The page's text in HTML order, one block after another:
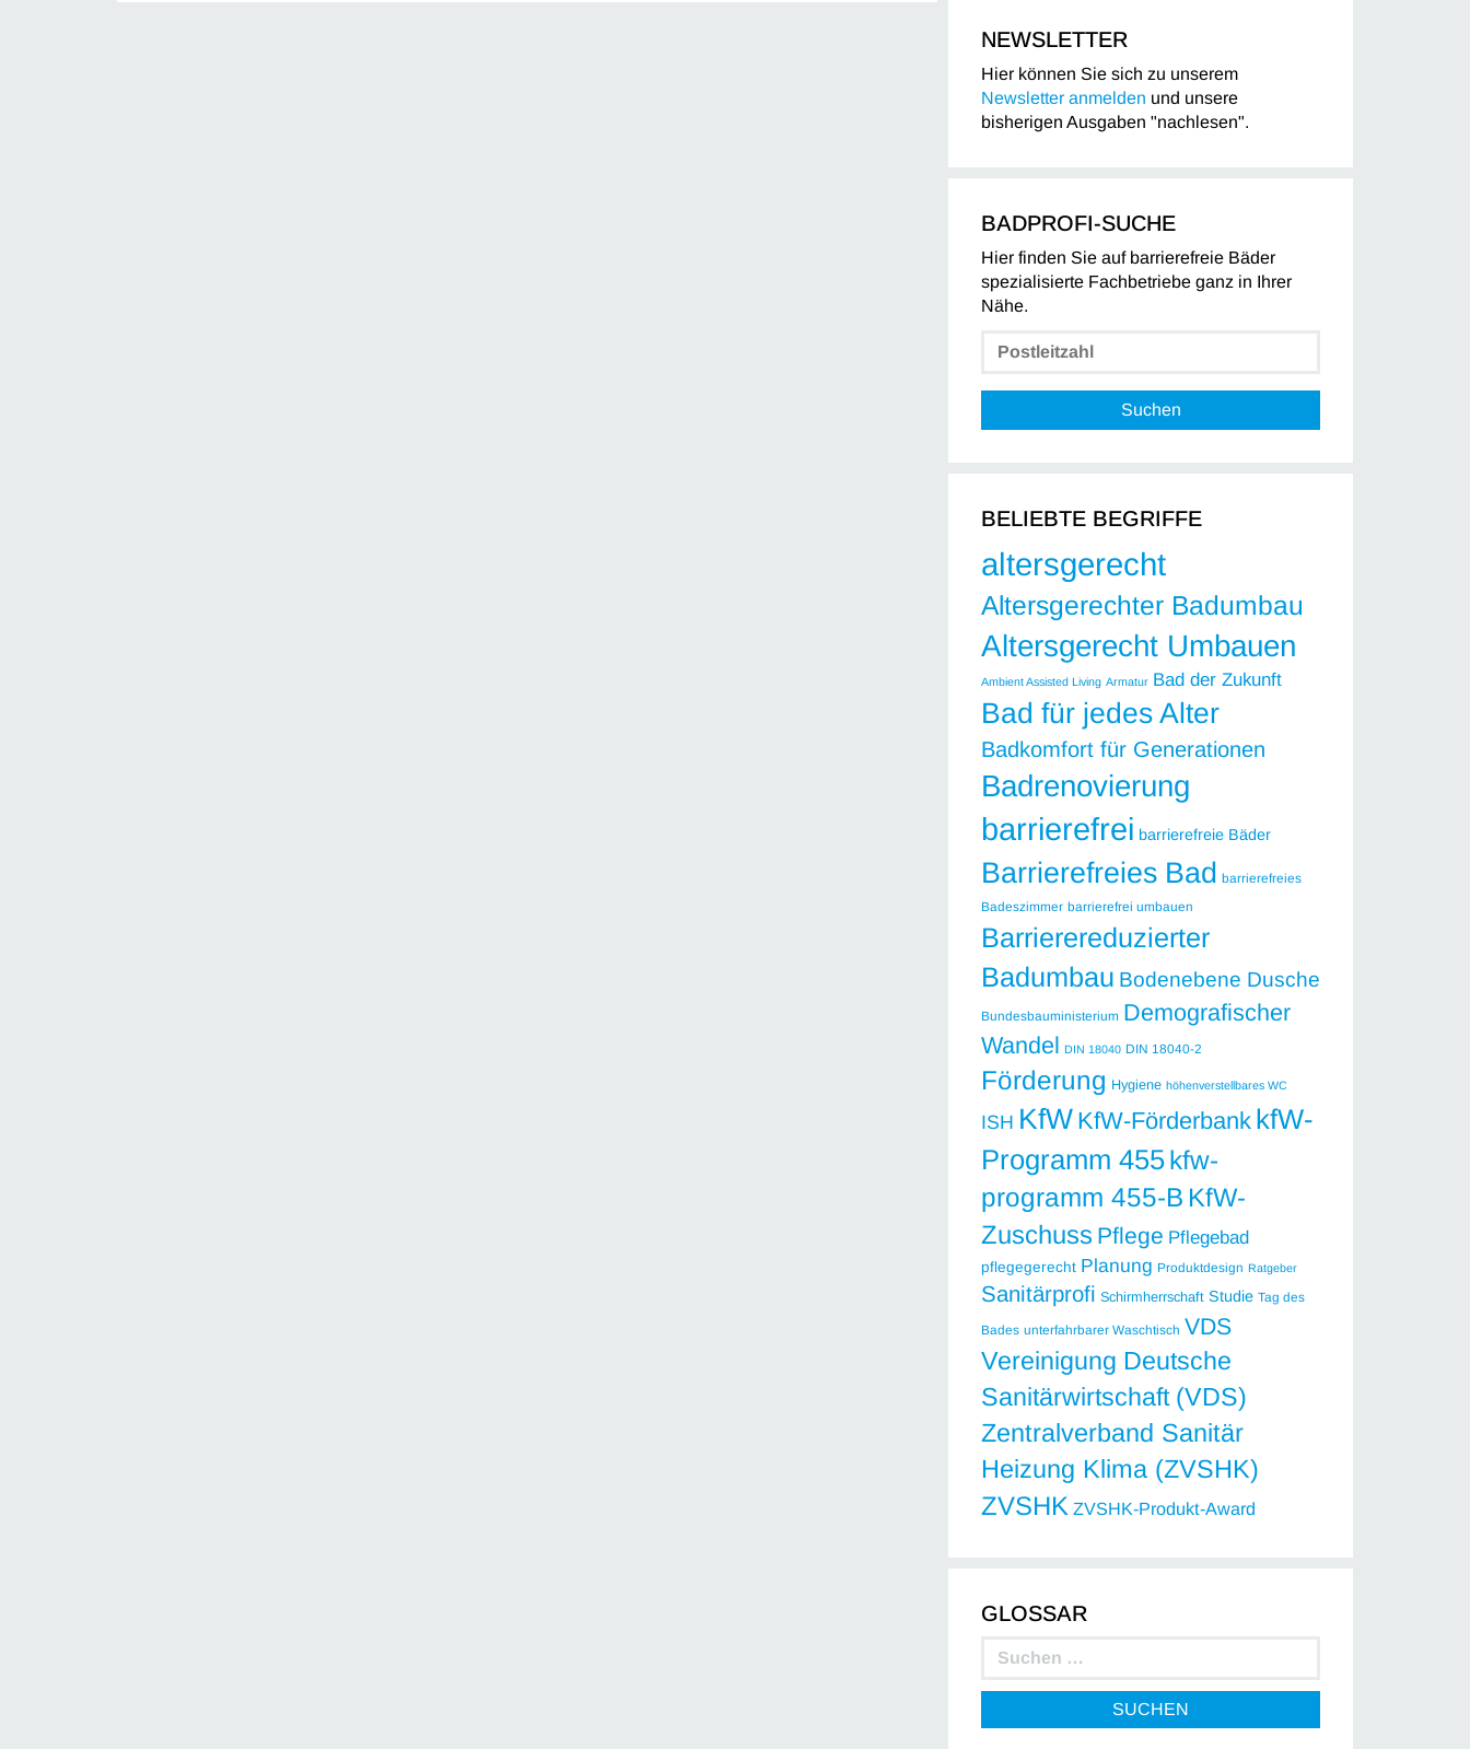
NEWSLETTER
Hier können Sie sich zu unserem
Newsletter anmelden und unsere
bisherigen Ausgaben "nachlesen".
BADPROFI-SUCHE
Hier finden Sie auf barrierefreie Bäder
spezialisierte Fachbetriebe ganz in Ihrer
Nähe.
Suchen
BELIEBTE BEGRIFFE
altersgerecht
Altersgerechter Badumbau
Altersgerecht Umbauen
Ambient Assisted Living Armatur Bad der Zukunft
Bad für jedes Alter
Badkomfort für Generationen
Badrenovierung
barrierefrei barrierefreie Bäder
Barrierefreies Bad barrierefreies
Badeszimmer barrierefrei umbauen
Barrierereduzierter
Badumbau Bodenebene Dusche
Bundesbauministerium Demografischer
Wandel DIN 18040 DIN 18040-2
Förderung Hygiene höhenverstellbares WC
ISH KfW KfW-Förderbank kfW-
Programm 455kfw-
programm 455-B KfW-
Zuschuss Pflege Pflegebad
pflegegerecht Planung Produktdesign Ratgeber
Sanitärprofi Schirmherrschaft Studie Tag des
Bades unterfahrbarer Waschtisch VDS
Vereinigung Deutsche
Sanitärwirtschaft (VDS)
Zentralverband Sanitär
Heizung Klima (ZVSHK)
ZVSHK ZVSHK-Produkt-Award
GLOSSAR
SUCHEN